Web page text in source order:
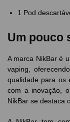
1 Pod
Um pouco
A marca NikBar é
vaping,
qualidade para os
com a inovação,
NikBar se destaca